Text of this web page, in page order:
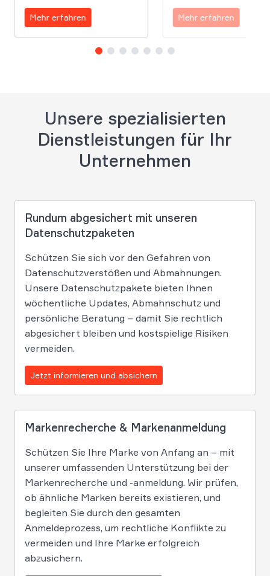
Mehr erfahren Mehr erfahren
Unsere spezialisierten
Dienstleistungen für Ihr
Unternehmen
Rundum abgesichert mit unseren
Datenschutzpaketen
Schützen Sie sich vor den Gefahren von
Datenschutzverstößen und Abmahnungen.
Unsere Datenschutzpakete bieten Ihnen
wöchentliche Updates, Abmahnschutz und
persönliche Beratung – damit Sie rechtlich
abgesichert bleiben und kostspielige Risiken
vermeiden.
Jetzt informieren und absichern
Markenrecherche & Markenanmeldung
Schützen Sie Ihre Marke von Anfang an – mit
unserer umfassenden Unterstützung bei der
Markenrecherche und -anmeldung. Wir prüfen,
ob ähnliche Marken bereits existieren, und
begleiten Sie durch den gesamten
Anmeldeprozess, um rechtliche Konflikte zu
vermeiden und Ihre Marke erfolgreich
abzusichern.